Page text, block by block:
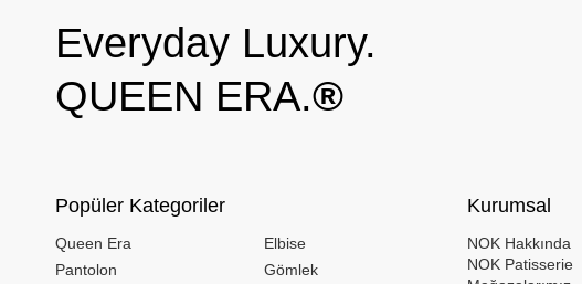
Everyday Luxury.
QUEEN ERA.®
Popüler Kategoriler
Queen Era
Elbise
Pantolon
Gömlek
Kurumsal
NOK Hakkında
NOK Patisserie